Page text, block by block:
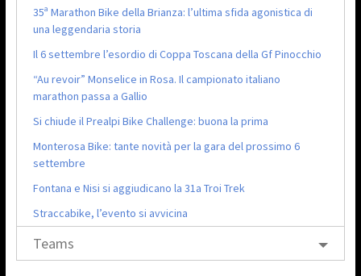
35ª Marathon Bike della Brianza: l’ultima sfida agonistica di
una leggendaria storia
Il 6 settembre l’esordio di Coppa Toscana della Gf Pinocchio
“Au revoir” Monselice in Rosa. Il campionato italiano
marathon passa a Gallio
Si chiude il Prealpi Bike Challenge: buona la prima
Monterosa Bike: tante novità per la gara del prossimo 6
settembre
Fontana e Nisi si aggiudicano la 31a Troi Trek
Straccabike, l’evento si avvicina
Teams